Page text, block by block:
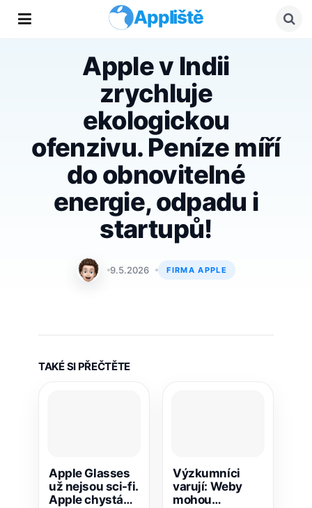
Appliště
Apple v Indii
zrychluje
ekologickou
ofenzivu. Peníze míří
do obnovitelné
energie, odpadu i
startupů!
Matyáš Kozák
9.5.2026 FIRMA APPLE
TAKÉ SI PŘEČTĚTE
Apple Glasses
už nejsou sci-fi.
Apple chystá
Výzkumníci
varují: Weby
mohou